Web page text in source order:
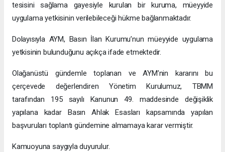
tesisini sağlama gayesiyle kurulan bir kuruma, müeyyide
uygulama yetkisinin verilebileceği hükme bağlanmaktadır.
Dolayısıyla AYM, Basın İlan Kurumu’nun müeyyide uygulama
yetkisinin bulunduğunu açıkça ifade etmektedir.
Olağanüstü gündemle toplanan ve AYM’nin kararını bu
çerçevede değerlendiren Yönetim Kurulumuz, TBMM
tarafından 195 sayılı Kanunun 49. maddesinde değişiklik
yapılana kadar Basın Ahlak Esasları kapsamında yapılan
başvuruları toplantı gündemine almamaya karar vermiştir.
Kamuoyuna saygıyla duyurulur.